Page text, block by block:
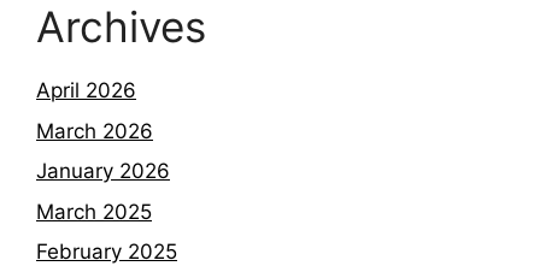
Archives
April 2026
March 2026
January 2026
March 2025
February 2025